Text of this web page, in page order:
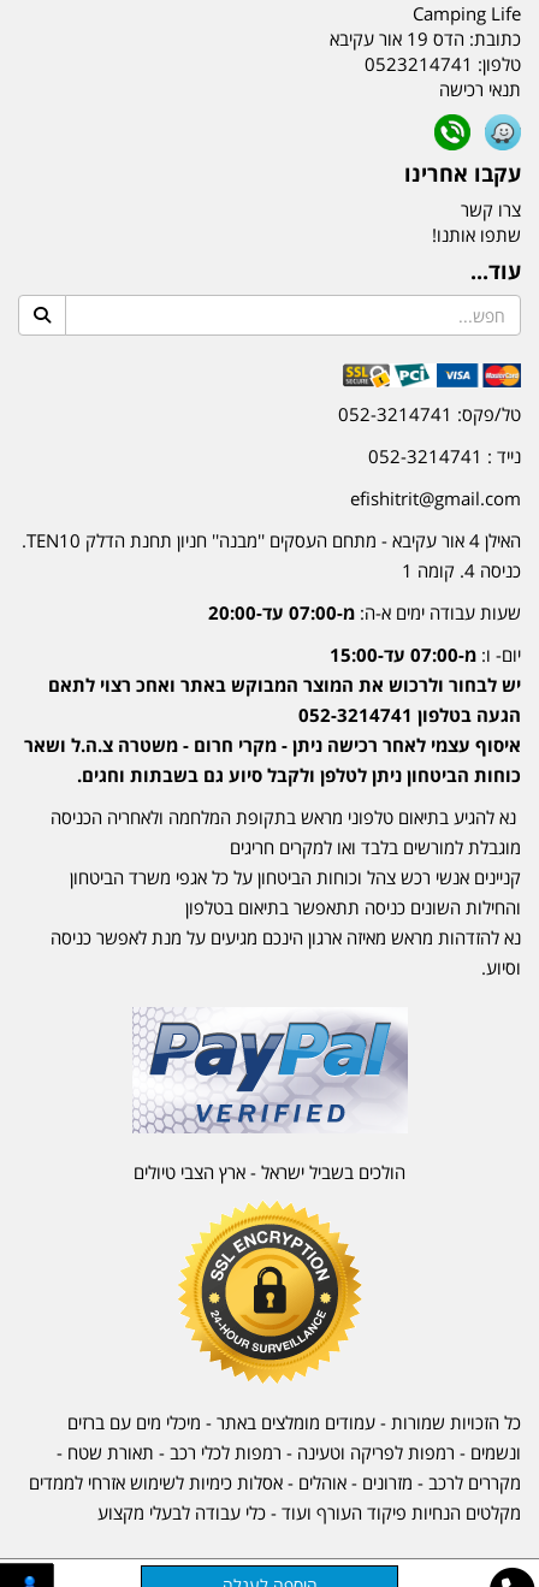
Camping Life
כתובת: הדס 19 אור עקיבא
טלפון: 0523214741
תנאי רכישה
עקבו אחרינו
צרו קשר
שתפו אותנו!
עוד...
טל/פקס: 052-3214741
נייד : 052-3214741
efishitrit@gmail.com
האילן 4 אור עקיבא - מתחם העסקים ''מבנה'' חניון תחנת הדלק TEN10.
כניסה 4. קומה 1
שעות עבודה ימים א-ה: מ-07:00 עד-20:00
יום- ו: מ-07:00 עד-15:00
יש לבחור ולרכוש את המוצר המבוקש באתר ואחכ רצוי לתאם
הגעה בטלפון 052-3214741
איסוף עצמי לאחר רכישה ניתן - מקרי חרום - משטרה צ.ה.ל ושאר
כוחות הביטחון ניתן לטלפן ולקבל סיוע גם בשבתות וחגים.
נא להגיע בתיאום טלפוני מראש בתקופת המלחמה ולאחריה הכניסה
מוגבלת למורשים בלבד ואו למקרים חריגים
קניינים אנשי רכש צהל וכוחות הביטחון על כל אגפי משרד הביטחון
והחילות השונים כניסה תתאפשר בתיאום בטלפון
נא להזדהות מראש מאיזה ארגון הינכם מגיעים על מנת לאפשר כניסה
וסיוע.
הולכים בשביל ישראל - ארץ הצבי טיולים
כל הזכויות שמורות - עמודים מומלצים באתר - מיכלי מים עם ברזים
ונשמים - רמפות לפריקה וטעינה - רמפות לכלי רכב - תאורת שטח -
מקררים לרכב - מזרונים - אוהלים - אסלות כימיות לשימוש אזרחי לממדים
מקלטים הנחיות פיקוד העורף ועוד - כלי עבודה לבעלי מקצוע